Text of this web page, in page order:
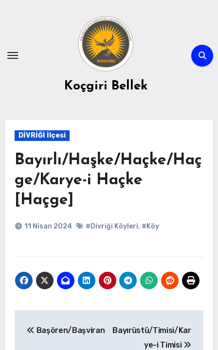
Koçgiri Bellek
DİVRİĞİ İlçesi
Bayırlı/Haşke/Haçke/Haç
ge/Karye-i Haçke
[Haçge]
11 Nisan 2024 #Divriği Köyleri, #Köy
gezinmesi
Başören/Başviran
Bayırüstü/Timisi/Kar
ye-i Timisi